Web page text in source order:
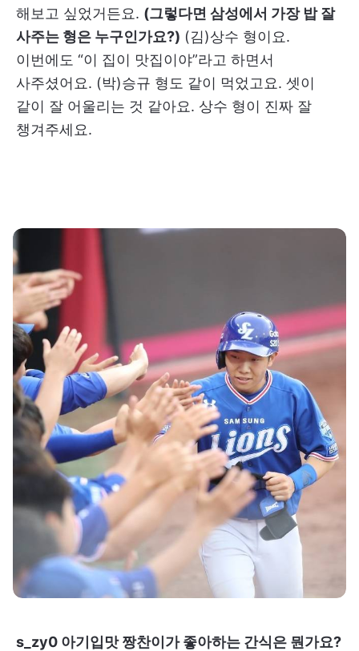
해보고 싶었거든요. (그렇다면 삼성에서 가장 밥 잘
사주는 형은 누구인가요?) (김)상수 형이요.
이번에도 “이 집이 맛집이야”라고 하면서
사주셨어요. (박)승규 형도 같이 먹었고요. 셋이
같이 잘 어울리는 것 같아요. 상수 형이 진짜 잘
챙겨주세요.
s_zy0 아기입맛 짱찬이가 좋아하는 간식은 뭔가요?